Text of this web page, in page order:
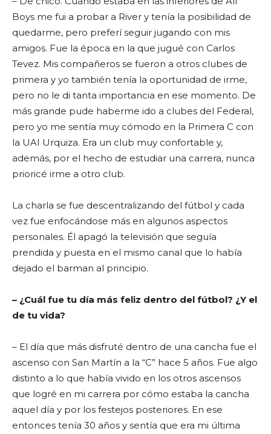
Boys me fui a probar a River y tenía la posibilidad de
quedarme, pero preferí seguir jugando con mis
amigos. Fue la época en la que jugué con Carlos
Tevez. Mis compañeros se fueron a otros clubes de
primera y yo también tenía la oportunidad de irme,
pero no le di tanta importancia en ese momento. De
más grande pude haberme ido a clubes del Federal,
pero yo me sentía muy cómodo en la Primera C con
la UAI Urquiza. Era un club muy confortable y,
además, por el hecho de estudiar una carrera, nunca
prioricé irme a otro club.
La charla se fue descentralizando del fútbol y cada
vez fue enfocándose más en algunos aspectos
personales. Él apagó la televisión que seguía
prendida y puesta en el mismo canal que lo había
dejado el barman al principio.
– ¿Cuál fue tu día más feliz dentro del fútbol? ¿Y el
de tu vida?
– El día que más disfruté dentro de una cancha fue el
ascenso con San Martín a la “C” hace 5 años. Fue algo
distinto a lo que había vivido en los otros ascensos
que logré en mi carrera por cómo estaba la cancha
aquel día y por los festejos posteriores. En ese
entonces tenía 30 años y sentía que era mi última